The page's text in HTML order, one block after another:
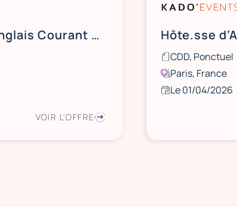
Hote d'Accueil Anglais Courant H/F - CDI 35H
VOIR L'OFFRE
CDD, Ponctuel
Paris, France
Le 01/04/2026